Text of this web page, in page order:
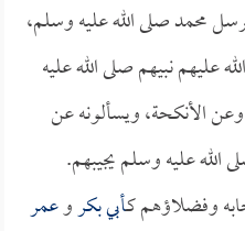
محمد صلى الله عليه وسلم،
عليهم نبيهم صلى الله عليه
الأنكحة، ويسألونه عن
عليه وسلم يجيبهم.
وفضلاؤهم كـأبي بكروعمر